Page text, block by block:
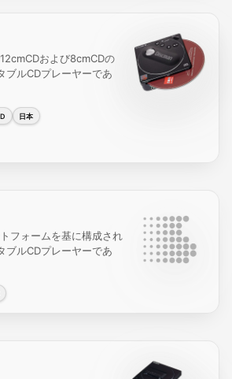
および8cmCDの
ブルCDプレーヤーであ
日本
フォームを基に構成され
ブルCDプレーヤーであ